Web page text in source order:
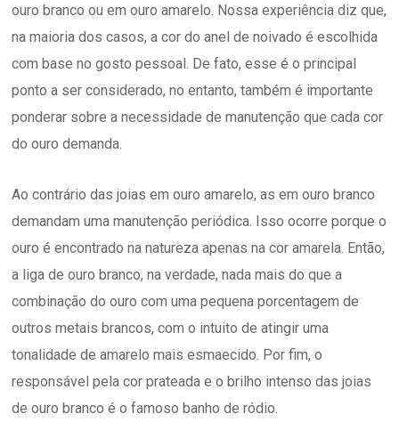
ouro branco ou em ouro amarelo. Nossa experiência diz que,
na maioria dos casos, a cor do anel de noivado é escolhida
com base no gosto pessoal. De fato, esse é o principal
ponto a ser considerado, no entanto, também é importante
ponderar sobre a necessidade de manutenção que cada cor
do ouro demanda.
Ao contrário das joias em ouro amarelo, as em ouro branco
demandam uma manutenção periódica. Isso ocorre porque o
ouro é encontrado na natureza apenas na cor amarela. Então,
a liga de ouro branco, na verdade, nada mais do que a
combinação do ouro com uma pequena porcentagem de
outros metais brancos, com o intuito de atingir uma
tonalidade de amarelo mais esmaecido. Por fim, o
responsável pela cor prateada e o brilho intenso das joias
de ouro branco é o famoso banho de ródio.